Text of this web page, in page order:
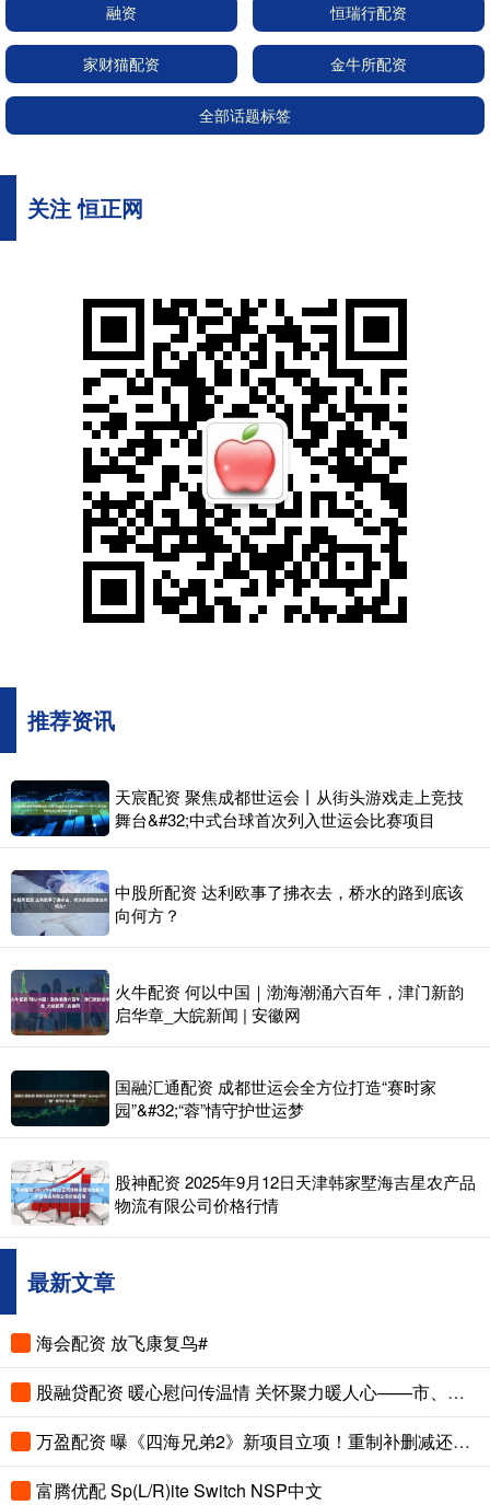
融资 恒瑞行配资
家财猫配资 金牛所配资
全部话题标签
关注 恒正网
推荐资讯
天宸配资 聚焦成都世运会丨从街头游戏走上竞技
舞台&#32;中式台球首次列入世运会比赛项目
中股所配资 达利欧事了拂衣去，桥水的路到底该
向何方？
火牛配资 何以中国｜渤海潮涌六百年，津门新韵
启华章_大皖新闻 | 安徽网
国融汇通配资 成都世运会全方位打造“赛时家
园”&#32;“蓉”情守护世运梦
股神配资 2025年9月12日天津韩家墅海吉星农产品
物流有限公司价格行情
最新文章
海会配资 放飞康复鸟#
股融贷配资 暖心慰问传温情 关怀聚力暖人心——市、县总工会先后走访慰问困难职工和劳模
万盈配资 曝《四海兄弟2》新项目立项！重制补删减还是新作续传奇？
富腾优配 Sp(L/R)ite Switch NSP中文